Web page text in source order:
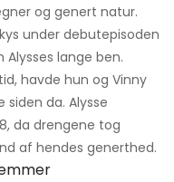
og genert natur.
under debutepisoden
lange ben.
havde hun og Vinny
da. Alysse
da drengene tog
af hendes generthed.